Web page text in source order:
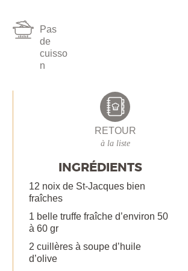
Pas
de
cuisso
n
RETOUR
à la liste
INGRÉDIENTS
12 noix de St-Jacques bien
fraîches
1 belle truffe fraîche d’environ 50
à 60 gr
2 cuillères à soupe d’huile
d’olive